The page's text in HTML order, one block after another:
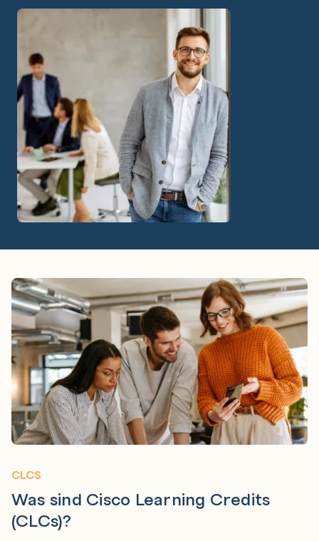
CLCS
Was sind Cisco Learning Credits
(CLCs)?